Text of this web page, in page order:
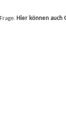
Hier können auch